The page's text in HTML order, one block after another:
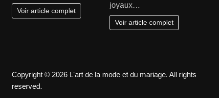
Voir article complet
joyaux…
Voir article complet
Copyright © 2026 L'art de la mode et du mariage. All rights
reserved.